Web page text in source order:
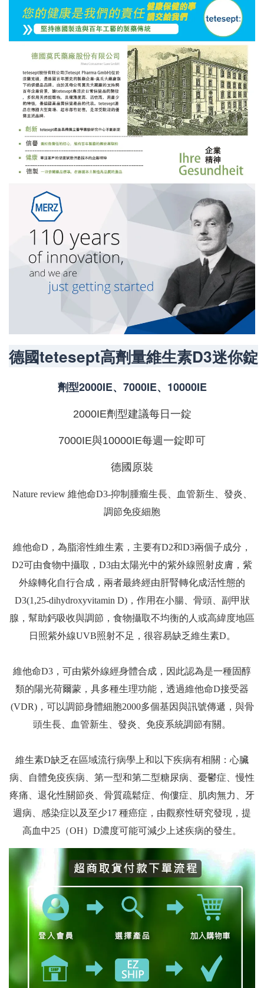
德國tetesept高劑量維生素D3迷你錠
劑型2000IE、7000IE、10000IE
2000IE劑型建議每日一錠
7000IE與10000IE每週一錠即可
德國原裝
Nature review 維他命D3-抑制腫瘤生長、血管新生、發炎、
調節免疫細胞
維他命D，為脂溶性維生素，主要有D2和D3兩個子成分，
D2可由食物中攝取，D3由太陽光中的紫外線照射皮膚，紫
外線轉化自行合成，兩者最終經由肝腎轉化成活性態的
D3(1,25-dihydroxyvitamin D)，作用在小腸、骨頭、副甲狀
腺，幫助鈣吸收與調節，食物攝取不均衡的人或高緯度地區
日照紫外線UVB照射不足，很容易缺乏維生素D。
維他命D3，可由紫外線經身體合成，因此認為是一種固醇
類的陽光荷爾蒙，具多種生理功能，透過維他命D接受器
(VDR)，可以調節身體細胞2000多個基因與訊號傳遞，與骨
頭生長、血管新生、發炎、免疫系統調節有關。
維生素D缺乏在區域流行病學上和以下疾病有相關：心臟
病、自體免疫疾病、第一型和第二型糖尿病、憂鬱症、慢性
疼痛、退化性關節炎、骨質疏鬆症、佝僂症、肌肉無力、牙
週病、感染症以及至少17 種癌症，由觀察性研究發現，提
高血中25（OH）D濃度可能可減少上述疾病的發生。